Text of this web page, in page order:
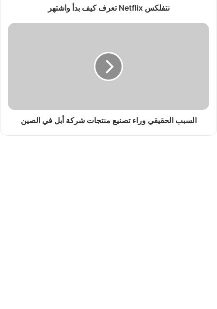
نتفلكس Netflix تعرف كيف بدأ واشتهر
السبب الحقيقي وراء تصنيع منتجات شركة أبل في الصين